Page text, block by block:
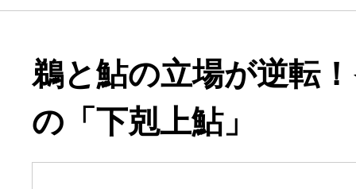
鵜と鮎の立場が逆転
の「下剋上鮎」